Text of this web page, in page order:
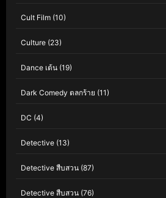
Cult Film (10)
Culture (23)
Dance เต้น (19)
Dark Comedy ตลกร้าย (11)
DC (4)
Detective (13)
Detective สืบสวน (87)
Detective สืบสวน (76)